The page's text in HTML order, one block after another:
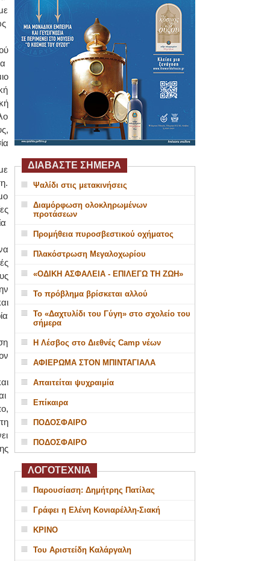
ΔΙΑΒΑΣΤΕ ΣΗΜΕΡΑ
Ψαλίδι στις μετακινήσεις
Διαμόρφωση ολοκληρωμένων
προτάσεων
Προμήθεια πυροσβεστικού οχήματος
Πλακόστρωση Μεγαλοχωρίου
«ΟΔΙΚΗ ΑΣΦΑΛΕΙΑ - ΕΠΙΛΕΓΩ ΤΗ ΖΩΗ»
Το πρόβλημα βρίσκεται αλλού
Το «Δαχτυλίδι του Γύγη» στο σχολείο του
σήμερα
Η Λέσβος στο Διεθνές Camp νέων
ΑΦΙΕΡΩΜΑ ΣΤΟΝ ΜΠΙΝΤΑΓΙΑΛΑ
Απαιτείται ψυχραιμία
Επίκαιρα
ΠΟΔΟΣΦΑΙΡΟ
ΠΟΔΟΣΦΑΙΡΟ
ΛΟΓΟΤΕΧΝΙΑ
Παρουσίαση: Δημήτρης Πατίλας
Γράφει η Ελένη Κονιαρέλλη-Σιακή
ΚΡΙΝΟ
Του Αριστείδη Καλάργαλη